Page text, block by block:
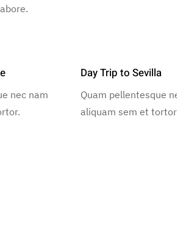
nec nam
Day Trip to Sevilla
Quam pellentesque
aliquam sem et tortor.